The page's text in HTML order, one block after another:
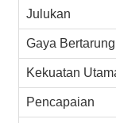
Julukan
Gaya Bertarung
Kekuatan
Pencapaian